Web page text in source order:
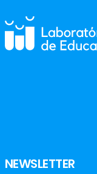
NEWSLETTER